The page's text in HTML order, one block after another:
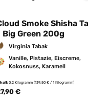
Smoke Shisha
Big Green 200g
Virginia Tabak
Vanille, Pistazie, Eiscreme,
Kokosnuss, Karamell
0.2 Kilogramm (139,50 € / 1 Kilogramm)
€